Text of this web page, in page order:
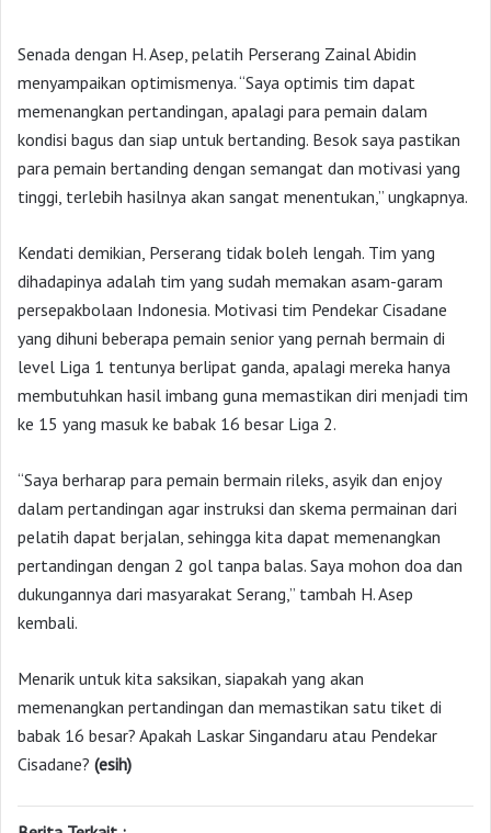
Senada dengan H. Asep, pelatih Perserang Zainal Abidin
menyampaikan optimismenya. “Saya optimis tim dapat
memenangkan pertandingan, apalagi para pemain dalam
kondisi bagus dan siap untuk bertanding. Besok saya pastikan
para pemain bertanding dengan semangat dan motivasi yang
tinggi, terlebih hasilnya akan sangat menentukan,” ungkapnya.
Kendati demikian, Perserang tidak boleh lengah. Tim yang
dihadapinya adalah tim yang sudah memakan asam-garam
persepakbolaan Indonesia. Motivasi tim Pendekar Cisadane
yang dihuni beberapa pemain senior yang pernah bermain di
level Liga 1 tentunya berlipat ganda, apalagi mereka hanya
membutuhkan hasil imbang guna memastikan diri menjadi tim
ke 15 yang masuk ke babak 16 besar Liga 2.
“Saya berharap para pemain bermain rileks, asyik dan enjoy
dalam pertandingan agar instruksi dan skema permainan dari
pelatih dapat berjalan, sehingga kita dapat memenangkan
pertandingan dengan 2 gol tanpa balas. Saya mohon doa dan
dukungannya dari masyarakat Serang,” tambah H. Asep
kembali.
Menarik untuk kita saksikan, siapakah yang akan
memenangkan pertandingan dan memastikan satu tiket di
babak 16 besar? Apakah Laskar Singandaru atau Pendekar
Cisadane? (esih)